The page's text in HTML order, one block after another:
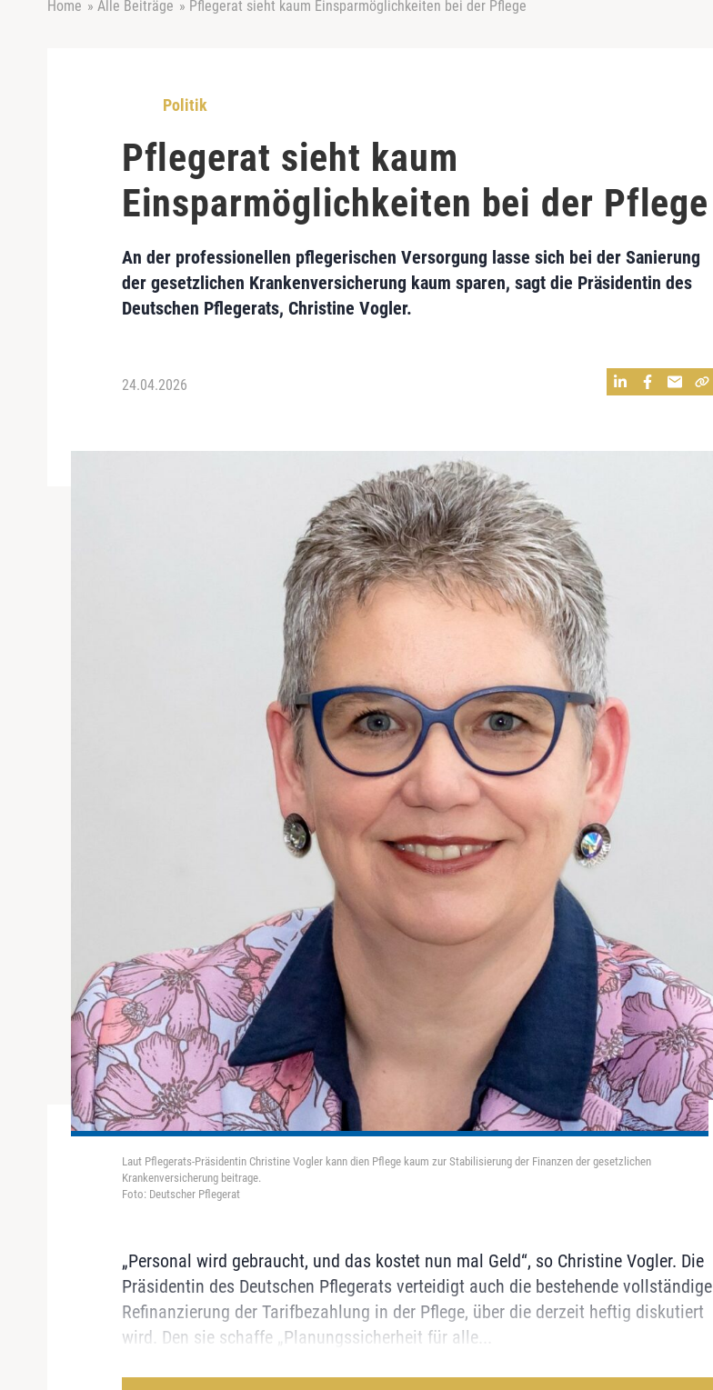
Home » Alle Beiträge » Pflegerat sieht kaum Einsparmöglichkeiten bei der Pflege
Politik
Pflegerat sieht kaum
Einsparmöglichkeiten bei der Pflege
An der professionellen pflegerischen Versorgung lasse sich bei der Sanierung
der gesetzlichen Krankenversicherung kaum sparen, sagt die Präsidentin des
Deutschen Pflegerats, Christine Vogler.
24.04.2026
Laut Pflegerats-Präsidentin Christine Vogler kann dien Pflege kaum zur Stabilisierung der Finanzen der gesetzlichen
Krankenversicherung beitrage.
Foto: Deutscher Pflegerat
„Personal wird gebraucht, und das kostet nun mal Geld“, so Christine Vogler. Die
Präsidentin des Deutschen Pflegerats verteidigt auch die bestehende vollständige
Refinanzierung der Tarifbezahlung in der Pflege, über die derzeit heftig diskutiert
wird. Den sie schaffe „Planungssicherheit für alle...